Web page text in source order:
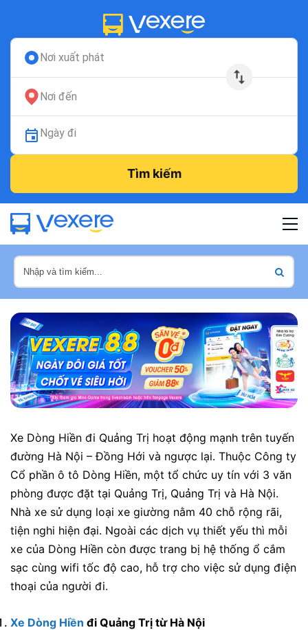
Nơi xuất phát
Nơi đến
Ngày đi
Tìm kiếm
Xe Dòng Hiền đi Quảng Trị hoạt động mạnh trên tuyến
đường Hà Nội – Đồng Hới và ngược lại. Thuộc Công ty
Cổ phần ô tô Dòng Hiền, một tổ chức uy tín với 3 văn
phòng được đặt tại Quảng Trị, Quảng Trị và Hà Nội.
Nhà xe sử dụng loại xe giường nằm 40 chỗ rộng rãi,
tiện nghi hiện đại. Ngoài các dịch vụ thiết yếu thì mỗi
xe của Dòng Hiền còn được trang bị hệ thống ổ cắm
sạc cùng wifi tốc độ cao, hỗ trợ cho việc sử dụng điện
thoại của người đi.
Xe Dòng Hiền đi Quảng Trị từ Hà Nội